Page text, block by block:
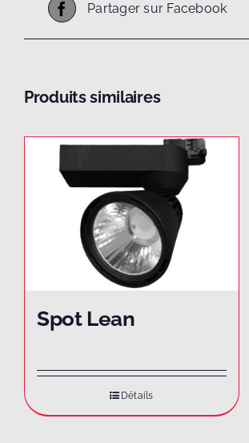
Partager sur Facebook
Produits similaires
Spot Lean
Détails